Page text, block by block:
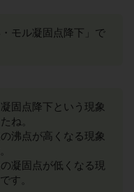
モル凝固点降下」で
固点降下という現象
ね。
沸点が高くなる現象
凝固点が低くなる現
です。